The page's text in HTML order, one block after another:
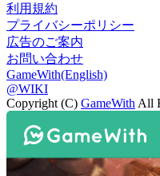
利用規約
プライバシーポリシー
広告のご案内
お問い合わせ
GameWith(English)
@WIKI
Copyright (C) GameWith All